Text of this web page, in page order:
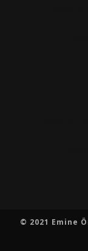
© 2021 Emine